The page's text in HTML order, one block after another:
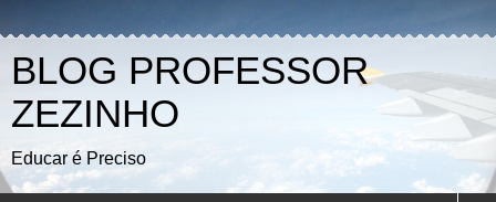
BLOG PROFESSOR
ZEZINHO
Educar é Preciso